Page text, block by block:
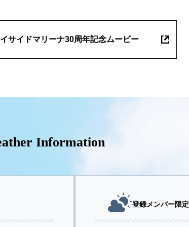
サイドマリーナ30周年記念ムービー
Information
登録メンバー限定